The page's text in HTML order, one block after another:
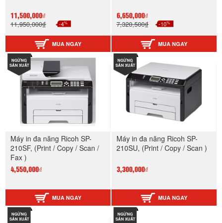
11,500,000₫
11,950,000₫ -4%
MUA NGAY
6,650,000₫
7,320,500₫ -10%
MUA NGAY
NGỪNG
SẢN XUẤT
Máy in đa năng Ricoh SP-
210SF, (Print / Copy / Scan /
Fax )
4,550,000₫
MUA NGAY
NGỪNG
SẢN XUẤT
Máy in đa năng Ricoh SP-
210SU, (Print / Copy / Scan )
3,300,000₫
MUA NGAY
NGỪNG
SẢN XUẤT
NGỪNG
SẢN XUẤT